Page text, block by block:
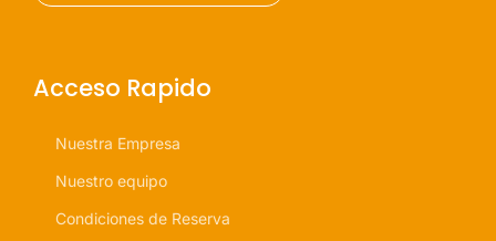
Acceso Rapido
Nuestra Empresa
Nuestro equipo
Condiciones de Reserva